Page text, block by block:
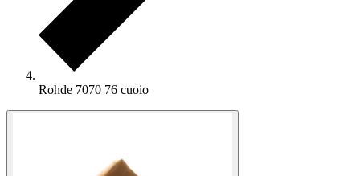
Rohde 7070 76 cuoio